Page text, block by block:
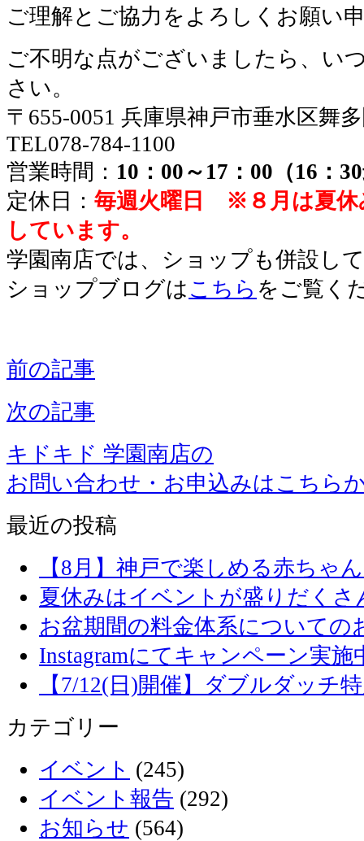
ご理解とご協力をよろしくお願い
ご不明な点がございましたら、い
さい。
〒655-0051 兵庫県神戸市垂水区舞
TEL078-784-1100
営業時間： 10：00～17：00（16：
定休日： 毎週火曜日 ※８月は夏休
しています。
学園南店では、ショップも併設し
ショップブログは こちら をご覧く
前の記事
次の記事
キドキド 学園南店の
お問い合わせ・お申込みはこちら
最近の投稿
【8月】神戸で楽しめる赤ちゃ
夏休みはイベントが盛りだくさ
お盆期間の料金体系についての
Instagramにてキャンペーン実施
【7/12(日)開催】ダブルダッチ
カテゴリー
イベント (245)
イベント報告 (292)
お知らせ (564)